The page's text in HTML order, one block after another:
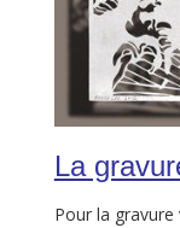
La
Pour la